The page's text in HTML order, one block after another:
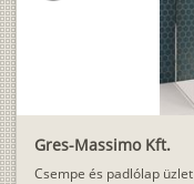
Gres-Massimo Kft.
Csempe és padlólap üzlet